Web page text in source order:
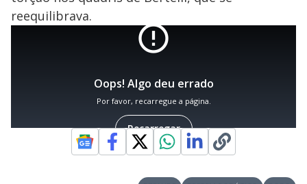
reequilibrava.